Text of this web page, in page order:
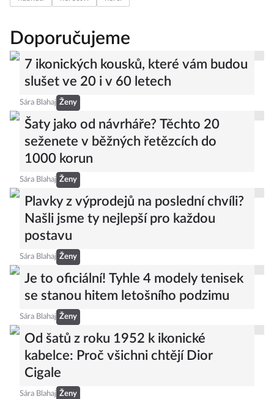
Doporučujeme
7 ikonických kousků, které vám budou
slušet ve 20 i v 60 letech
Sára Blahaj Ženy
Šaty jako od návrháře? Těchto 20
seženete v běžných řetězcích do
1000 korun
Sára Blahaj Ženy
Plavky z výprodejů na poslední chvíli?
Našli jsme ty nejlepší pro každou
postavu
Sára Blahaj Ženy
Je to oficiální! Tyhle 4 modely tenisek
se stanou hitem letošního podzimu
Sára Blahaj Ženy
Od šatů z roku 1952 k ikonické
kabelce: Proč všichni chtějí Dior
Cigale
Sára Blahaj Ženy